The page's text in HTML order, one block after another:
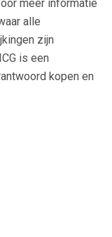
meer informatie
alle
zijn
is een
kopen en